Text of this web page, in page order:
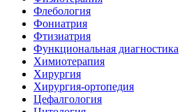
Флебология
Фониатрия
Фтизиатрия
Функциональная диагностика
Химиотерапия
Хирургия
Хирургия-ортопедия
Цефалгология